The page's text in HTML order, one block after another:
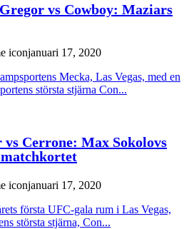
vs Cowboy: Maziars
januari 17, 2020
Mecka, Las Vegas, med en
största stjärna Con...
Cerrone: Max Sokolovs
matchkortet
januari 17, 2020
första UFC-gala rum i Las Vegas,
största stjärna, Con...